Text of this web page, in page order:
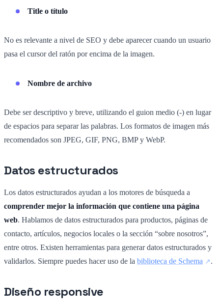
Title o título
No es relevante a nivel de SEO y debe aparecer cuando un usuario
pasa el cursor del ratón por encima de la imagen.
Nombre de archivo
Debe ser descriptivo y breve, utilizando el guion medio (-) en lugar
de espacios para separar las palabras. Los formatos de imagen más
recomendados son JPEG, GIF, PNG, BMP y WebP.
Datos estructurados
Los datos estructurados ayudan a los motores de búsqueda a
comprender mejor la información que contiene una página
web. Hablamos de datos estructurados para productos, páginas de
contacto, artículos, negocios locales o la sección “sobre nosotros”,
entre otros. Existen herramientas para generar datos estructurados y
validarlos. Siempre puedes hacer uso de la biblioteca de Schema .
Diseño responsive